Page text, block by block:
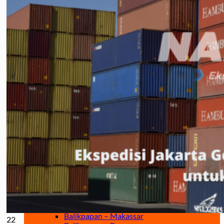
Jakarta – Gorontalo
Jakarta – Samarinda
Makassar
Makassar – Balikpapan
Makassar – Samarinda
Makassar – Halmahera Tengah
Makassar – Manado
Makassar – Ternate
Makassar – Biak
Makassar – Timika
Makassar – Fakfak
Makassar – Tual
Makassar – Jayapura
Makassar – Kaimana
Makassar – Sorong
Makassar – Manokwari
Makassar – Merauke
Makassar – Nabire
Makassar – Papua
Makassar – Serui
Balikpapan – Makassar
22